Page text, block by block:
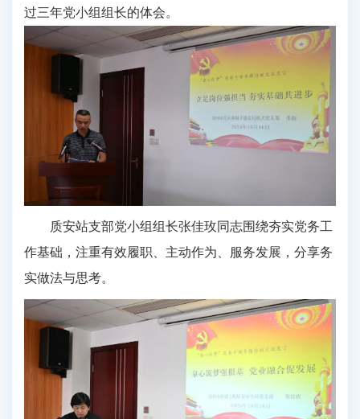
过三年党小组组长的体会。
质安站支部党小组组长张佳玫同志围绕夯实党务工
作基础，注重有效履职、主动作为、服务发展，分享务
实做法与思考。